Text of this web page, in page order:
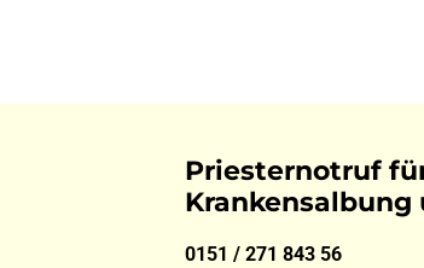
Priesternotruf
0151 / 271 843 56